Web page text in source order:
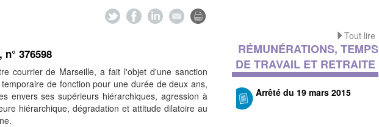
376598
courrier de Marseille, a fait l'objet d'une sanction
de fonction pour une durée de deux ans,
envers ses supérieurs hiérarchiques, agression à
hiérarchique, dégradation et attitude dilatoire au
Tout lire
RÉMUNÉRATIONS, TEMPS
DE TRAVAIL ET RETRAITE
Arrêté du 19 mars 2015